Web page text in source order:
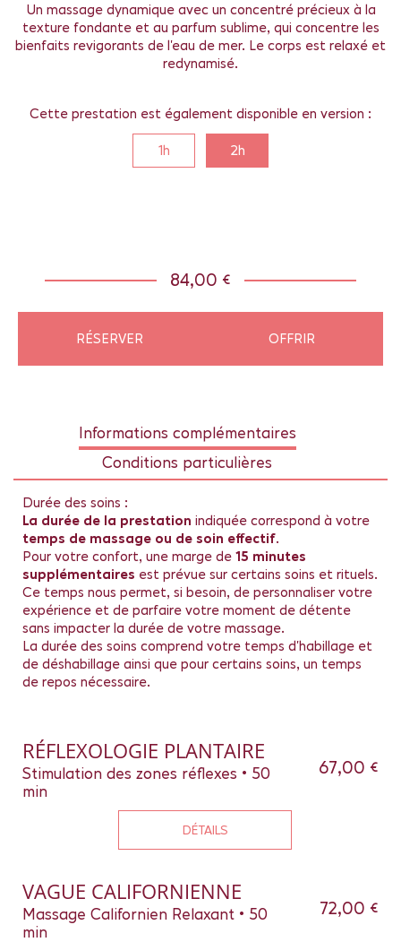
Un massage dynamique avec un concentré précieux à la
texture fondante et au parfum sublime, qui concentre les
bienfaits revigorants de l’eau de mer. Le corps est relaxé et
redynamisé.
Cette prestation est également disponible en version :
1h 2h
RÉSERVER OFFRIR
84,00 €
Informations complémentaires
Conditions particulières
Durée des soins :
La durée de la prestation indiquée correspond à votre
temps de massage ou de soin effectif.
Pour votre confort, une marge de 15 minutes
supplémentaires est prévue sur certains soins et rituels.
Ce temps nous permet, si besoin, de personnaliser votre
expérience et de parfaire votre moment de détente
sans impacter la durée de votre massage.
La durée des soins comprend votre temps d'habillage et
de déshabillage ainsi que pour certains soins, un temps
de repos nécessaire.
RÉFLEXOLOGIE PLANTAIRE
Stimulation des zones réflexes • 50
min
67,00 €
DÉTAILS
VAGUE CALIFORNIENNE
Massage Californien Relaxant • 50
min
72,00 €